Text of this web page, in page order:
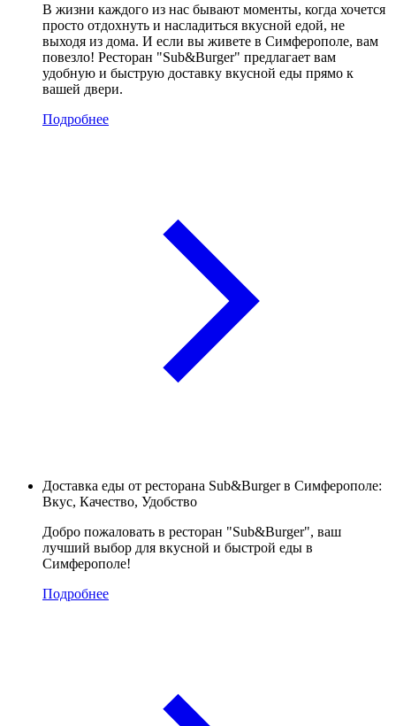
В жизни каждого из нас бывают моменты, когда хочется
просто отдохнуть и насладиться вкусной едой, не
выходя из дома. И если вы живете в Симферополе, вам
повезло! Ресторан "Sub&Burger" предлагает вам
удобную и быструю доставку вкусной еды прямо к
вашей двери.
Подробнее
Доставка еды от ресторана Sub&Burger в Симферополе:
Вкус, Качество, Удобство
Добро пожаловать в ресторан "Sub&Burger", ваш
лучший выбор для вкусной и быстрой еды в
Симферополе!
Подробнее